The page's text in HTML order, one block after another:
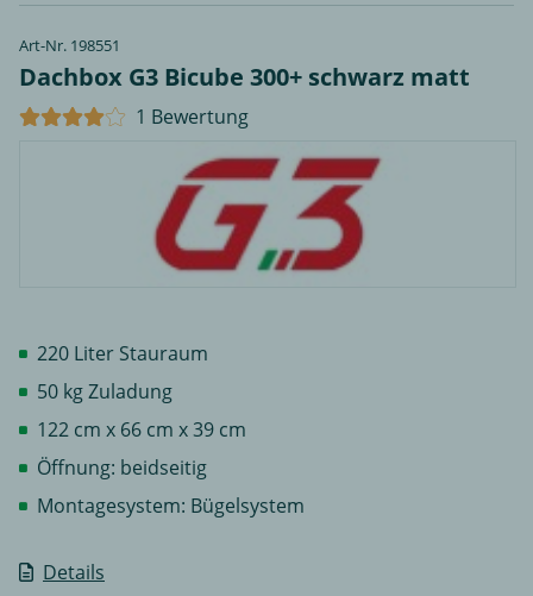
Art-Nr. 198551
Dachbox G3 Bicube 300+ schwarz matt
1 Bewertung
Details
220 Liter Stauraum
50 kg Zuladung
122 cm x 66 cm x 39 cm
Öffnung: beidseitig
Montagesystem: Bügelsystem